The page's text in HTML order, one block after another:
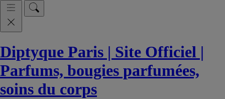
Diptyque Paris | Site Officiel |
Parfums, bougies parfumées,
soins du corps